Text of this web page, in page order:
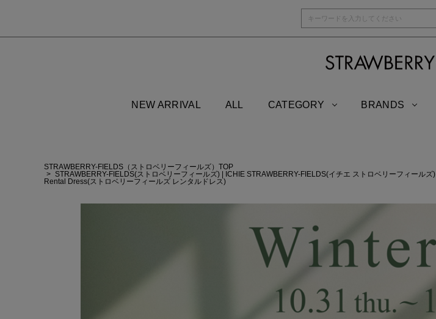
NEW ARRIVAL ALL CATEGORY BRANDS
STRAWBERRY-FIELDS（ストロベリーフィールズ）TOP
STRAWBERRY-FIELDS(ストロベリーフィールズ)
ICHIE STRAWBERRY-FIELDS(イチエ ストロベリーフィールズ)
Rental Dress(ストロベリーフィールズ レンタルドレス)